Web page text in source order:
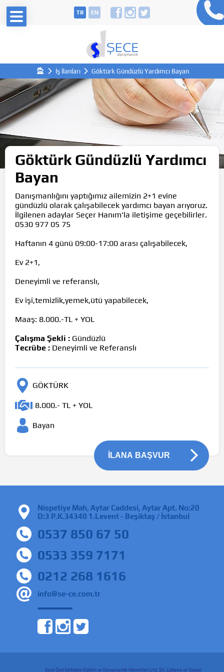
TR EN
İş İlanları Göktürk Gündüzlü Yardımcı Bayan
Göktürk Gündüzlü Yardımcı
Bayan
Danışmanlığını yaptığımız ailemizin 2+1 evine
gündüzlü olarak çalışabilecek yardımcı bayan arıyoruz.
İlgilenen adaylar Seçer Hanım'la iletişime geçebilirler.
0530 977 05 75
Haftanın 4 günü 09:00-17:00 arası çalışabilecek,
Ev 2+1,
Deneyimli ve referanslı,
Ev işi,temizlik,yemek,ütü yapabilecek,
Maaş: 8.000.-TL + YOL
Çalışma Şekli : Gündüzlü
Tecrübe : Deneyimli ve Referanslı
GÖKTÜRK
8.000.- TL + YOL
Bayan
İLANA BAŞVUR
Nispetiye Mah, Aytar Caddesi, Aytar Apt. No:20
D:3 P.K.34340 1.Levent - Beşiktaş / İstanbul
0537 850 67 50
0533 359 7171
0212 268 1616
info@se-ce.com.tr
Şece Özel İstihdam Eğitim ve Danışmanlık Hizmetleri Ltd. Şti. Çalışma ve Sosyal